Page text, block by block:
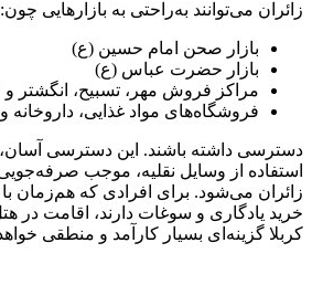
زائران می‌توانند به‌راحتی به بازارهایی چون:
بازار صحن امام حسین (ع)
بازار حضرت عباس (ع)
مراکز فروش مهر، تسبیح، انگشتر
فروشگاه‌های مواد غذایی،
دسترسی داشته باشند. این دسترسی آسان،
استفاده از وسایل نقلیه، موجب
زائران می‌شود. برای افرادی که هم‌زمان
خرید یادگاری و سوغات دارند، اقامت در
کربلا گزینه‌ای بسیار کارآمد و منطقی